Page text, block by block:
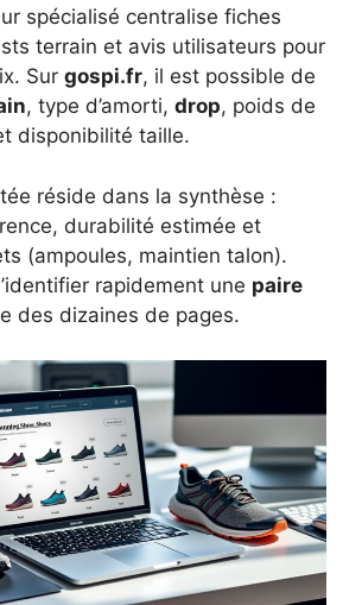
spécialisé centralise fiches
terrain et avis utilisateurs pour
Sur gospi.fr, il est possible de
, type d’amorti, drop, poids de
disponibilité taille.
réside dans la synthèse :
durabilité estimée et
(ampoules, maintien talon).
rapidement une paire
des dizaines de pages.